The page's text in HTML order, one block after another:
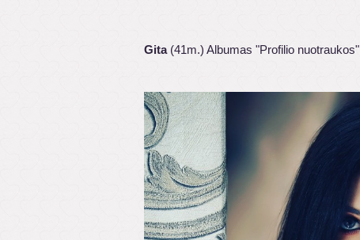
Gita(41m.) Albumas "Profilio nuotraukos"